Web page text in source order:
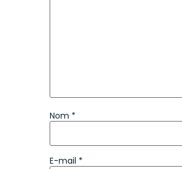
Nom *
E-mail *